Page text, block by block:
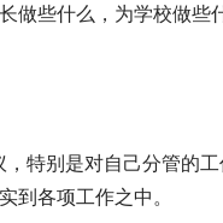
做些什么，为学校做些
特别是对自己分管的
到各项工作之中。